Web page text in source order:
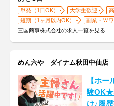
単発（1日OK） 大学生歓迎
短期（1ヶ月以内OK）
副業・Ｗ
三国商事株式会社の求人一覧を見る
めん六や ダイナム秋田中仙店
【ホー
験OK★
け♪履